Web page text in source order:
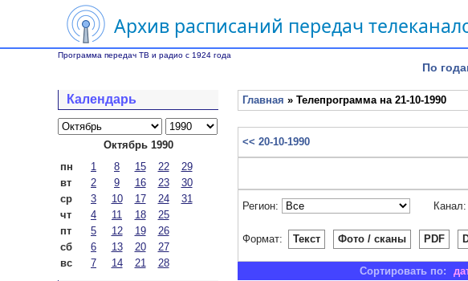
Архив расписаний передач
Программа передач ТВ и радио с 1924 года
По
Календарь
Октябрь 1990
пн
1 8 15 22
29
вт
2 9 16 23
30
ср
3 10 17 24
31
чт
4 11 18
25
пт
5 12 19
26
сб
6 13 20
27
вс
7 14 21 28
Главная » Телепрограмма на 21-10-1990
<< 20-10-1990
Регион: Канал:
Формат: Текст Фото / сканы PDF
Сортировать по: